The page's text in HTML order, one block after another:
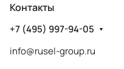
Контакты
+7 (495) 997-94-05
info@rusel-group.ru